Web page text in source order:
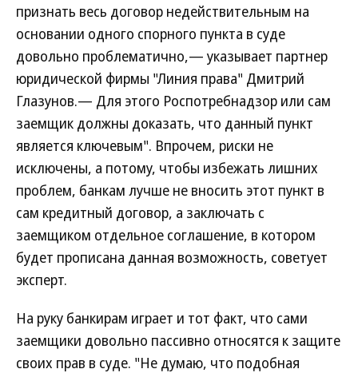
признать весь договор недействительным на
основании одного спорного пункта в суде
довольно проблематично,— указывает партнер
юридической фирмы "Линия права" Дмитрий
Глазунов.— Для этого Роспотребнадзор или сам
заемщик должны доказать, что данный пункт
является ключевым". Впрочем, риски не
исключены, а потому, чтобы избежать лишних
проблем, банкам лучше не вносить этот пункт в
сам кредитный договор, а заключать с
заемщиком отдельное соглашение, в котором
будет прописана данная возможность, советует
эксперт.
На руку банкирам играет и тот факт, что сами
заемщики довольно пассивно относятся к защите
своих прав в суде. "Не думаю, что подобная